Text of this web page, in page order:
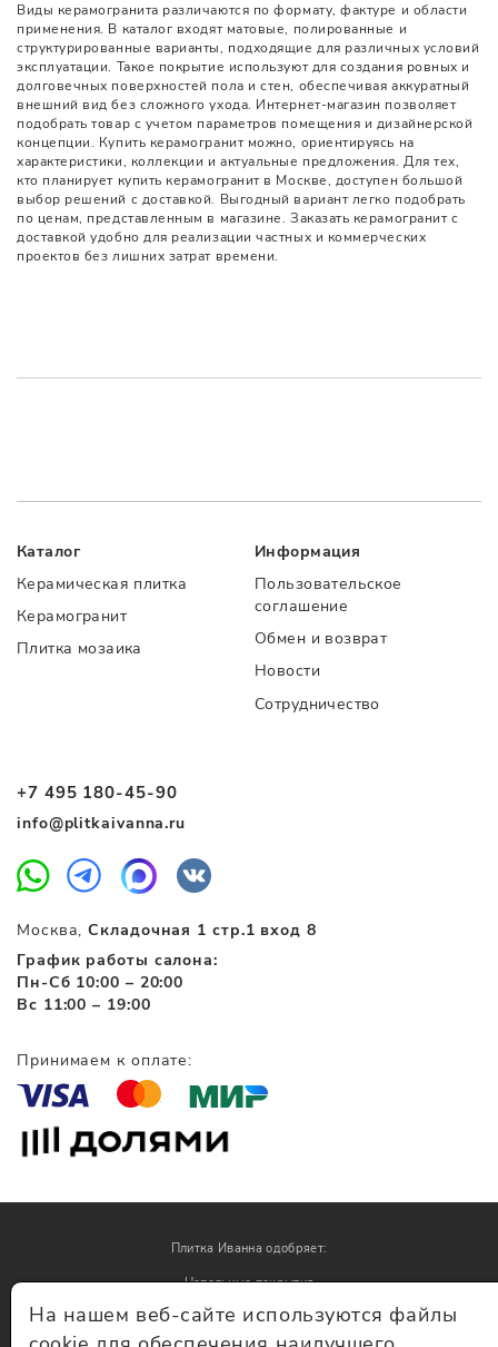
Виды керамогранита различаются по формату, фактуре и области
применения. В каталог входят матовые, полированные и
структурированные варианты, подходящие для различных условий
эксплуатации. Такое покрытие используют для создания ровных и
долговечных поверхностей пола и стен, обеспечивая аккуратный
внешний вид без сложного ухода. Интернет-магазин позволяет
подобрать товар с учетом параметров помещения и дизайнерской
концепции. Купить керамогранит можно, ориентируясь на
характеристики, коллекции и актуальные предложения. Для тех,
кто планирует купить керамогранит в Москве, доступен большой
выбор решений с доставкой. Выгодный вариант легко подобрать
по ценам, представленным в магазине. Заказать керамогранит с
доставкой удобно для реализации частных и коммерческих
проектов без лишних затрат времени.
+7 495 180-45-90
info@plitkaivanna.ru
Москва,Складочная 1 стр.1 вход 8
График работы салона:
Пн-Сб 10:00 – 20:00
Вс 11:00 – 19:00
Каталог
Керамическая плитка
Керамогранит
Плитка мозаика
Информация
Пользовательское
соглашение
Обмен и возврат
Новости
Сотрудничество
Принимаем к оплате:
Плитка Иванна одобряет:
Напольные покрытия
Обои
На нашем веб-сайте используются файлы